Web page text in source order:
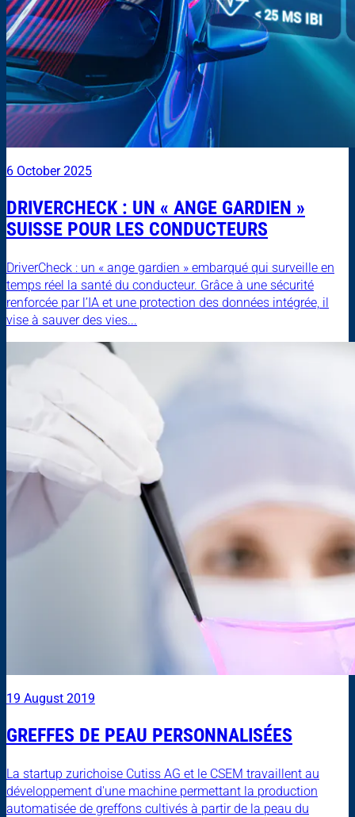
6 October 2025
DRIVERCHECK : UN « ANGE GARDIEN »
SUISSE POUR LES CONDUCTEURS
DriverCheck : un « ange gardien » embarqué qui surveille en
temps réel la santé du conducteur. Grâce à une sécurité
renforcée par l’IA et une protection des données intégrée, il
vise à sauver des vies...
19 August 2019
GREFFES DE PEAU PERSONNALISÉES
La startup zurichoise Cutiss AG et le CSEM travaillent au
développement d'une machine permettant la production
automatisée de greffons cultivés à partir de la peau du